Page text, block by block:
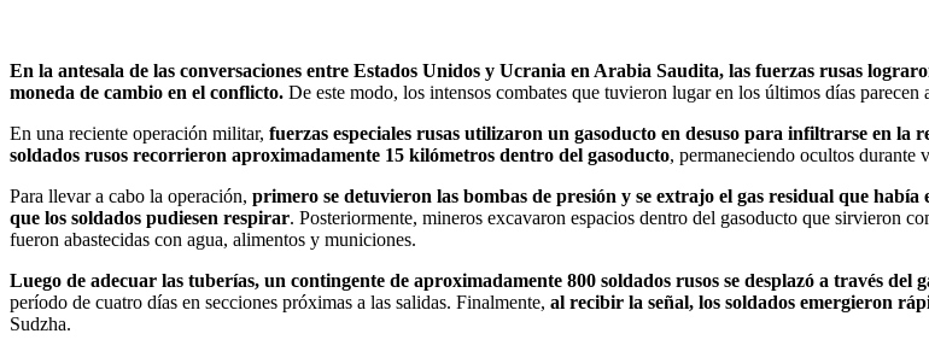
En la antesala de las conversaciones entre Estados Unidos y Ucrania en Arabia Saudita, las fuerzas rusas
moneda de cambio en el conflicto. De este modo, los intensos combates que tuvieron lugar en los últimos días
En una reciente operación militar, fuerzas especiales rusas utilizaron un gasoducto en desuso para infiltrarse en la
soldados rusos recorrieron aproximadamente 15 kilómetros dentro del gasoducto, permaneciendo ocultos durante
Para llevar a cabo la operación, primero se detuvieron las bombas de presión y se extrajo el gas residual que
que los soldados pudiesen respirar. Posteriormente, mineros excavaron espacios dentro del gasoducto que sirvieron
fueron abastecidas con agua, alimentos y municiones.
Luego de adecuar las tuberías, un contingente de aproximadamente 800 soldados rusos se desplazó a través
período de cuatro días en secciones próximas a las salidas. Finalmente, al recibir la señal, los soldados emergieron
Sudzha.